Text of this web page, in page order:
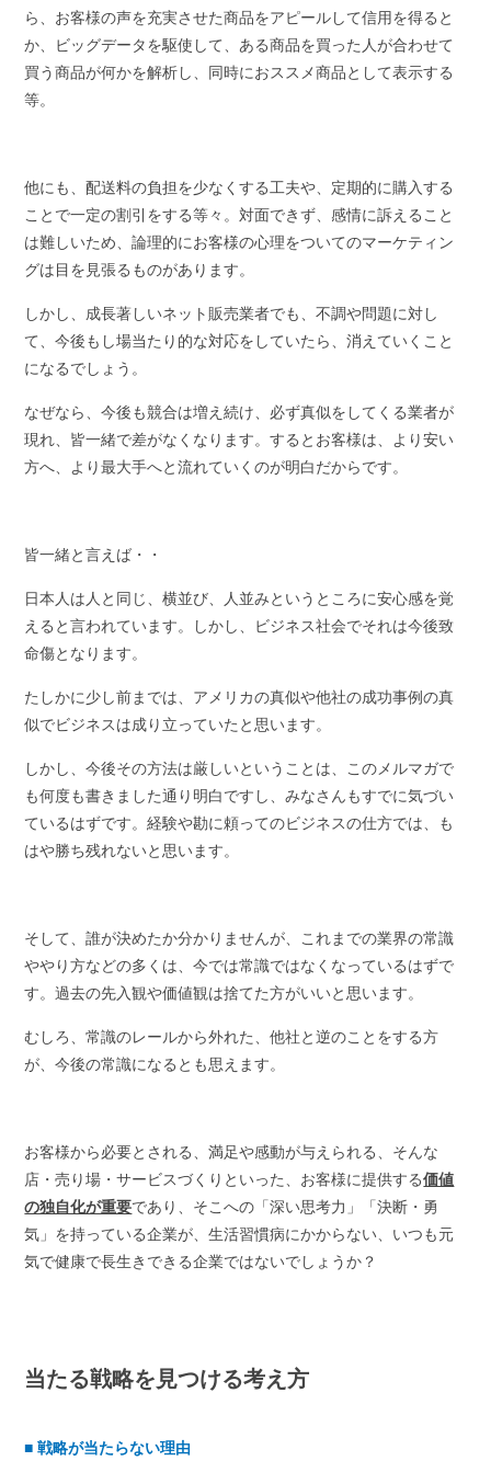
ら、お客様の声を充実させた商品をアピールして信用を得ると
か、ビッグデータを駆使して、ある商品を買った人が合わせて
買う商品が何かを解析し、同時におススメ商品として表示する
等。
他にも、配送料の負担を少なくする工夫や、定期的に購入する
ことで一定の割引をする等々。対面できず、感情に訴えること
は難しいため、論理的にお客様の心理をついてのマーケティン
グは目を見張るものがあります。
しかし、成長著しいネット販売業者でも、不調や問題に対し
て、今後もし場当たり的な対応をしていたら、消えていくこと
になるでしょう。
なぜなら、今後も競合は増え続け、必ず真似をしてくる業者が
現れ、皆一緒で差がなくなります。するとお客様は、より安い
方へ、より最大手へと流れていくのが明白だからです。
皆一緒と言えば・・
日本人は人と同じ、横並び、人並みというところに安心感を覚
えると言われています。しかし、ビジネス社会でそれは今後致
命傷となります。
たしかに少し前までは、アメリカの真似や他社の成功事例の真
似でビジネスは成り立っていたと思います。
しかし、今後その方法は厳しいということは、このメルマガで
も何度も書きました通り明白ですし、みなさんもすでに気づい
ているはずです。経験や勘に頼ってのビジネスの仕方では、も
はや勝ち残れないと思います。
そして、誰が決めたか分かりませんが、これまでの業界の常識
ややり方などの多くは、今では常識ではなくなっているはずで
す。過去の先入観や価値観は捨てた方がいいと思います。
むしろ、常識のレールから外れた、他社と逆のことをする方
が、今後の常識になるとも思えます。
お客様から必要とされる、満足や感動が与えられる、そんな
店・売り場・サービスづくりといった、お客様に提供する価値
の独自化が重要であり、そこへの「深い思考力」「決断・勇
気」を持っている企業が、生活習慣病にかからない、いつも元
気で健康で長生きできる企業ではないでしょうか？
当たる戦略を見つける考え方
■戦略が当たらない理由